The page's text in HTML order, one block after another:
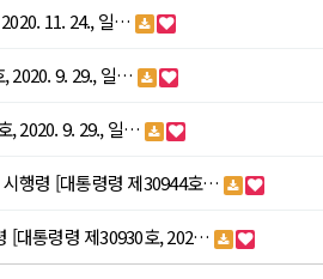
11. 24., 일…
2020. 9. 29., 일…
, 2020. 9. 29., 일…
시행령 [대통령령 제30944호…
[대통령령 제30930호, 202…